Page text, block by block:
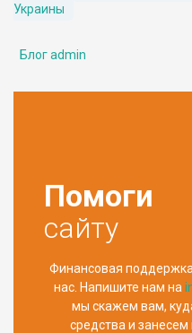
Украины
Блог admin
Помоги
сайту
Финансовая
нас. Напишите нам на
мы скажем вам,
средства и занесем